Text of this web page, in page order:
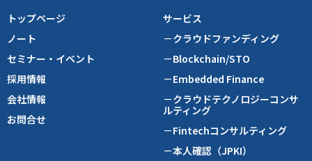
トップページ
ノート
セミナー・イベント
採用情報
会社情報
お問合せ
サービス
－クラウドファンディング
－Blockchain/STO
－Embedded Finance
－クラウドテクノロジーコンサ
ルティング
－Fintechコンサルティング
－本人確認（JPKI）